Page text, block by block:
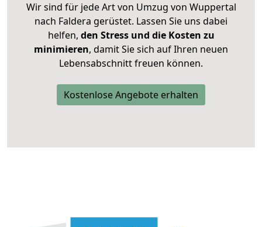
Wir sind für jede Art von Umzug von Wuppertal
nach Faldera gerüstet. Lassen Sie uns dabei
helfen, den Stress und die Kosten zu
minimieren, damit Sie sich auf Ihren neuen
Lebensabschnitt freuen können.
Kostenlose Angebote erhalten